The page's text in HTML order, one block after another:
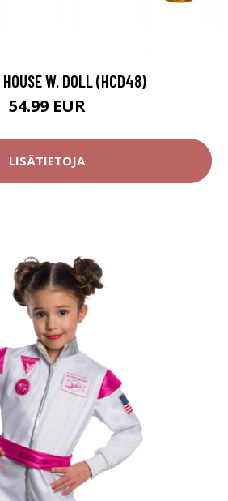
W. DOLL (HCD48)
54.99 EUR
LISÄTIETOJA